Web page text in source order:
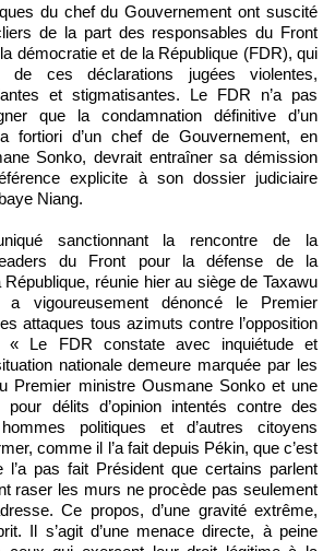
de la part des responsables du Front
démocratie et de la République (FDR), qui
ces déclarations jugées violentes,
et stigmatisantes. Le FDR n’a pas
que la condamnation définitive d’un
fortiori d’un chef de Gouvernement, en
Sonko, devrait entraîner sa démission
explicite à son dossier judiciaire
Niang.
sanctionnant la rencontre de la
du Front pour la défense de la
réunie hier au siège de Taxawu
vigoureusement dénoncé le Premier
attaques tous azimuts contre l’opposition
« Le FDR constate avec inquiétude et
nationale demeure marquée par les
Premier ministre Ousmane Sonko et une
délits d’opinion intentés contre des
politiques et d’autres citoyens
comme il l’a fait depuis Pékin, que c’est
l’a pas fait Président que certains parlent
raser les murs ne procède pas seulement
Ce propos, d’une gravité extrême,
Il s’agit d’une menace directe, à peine